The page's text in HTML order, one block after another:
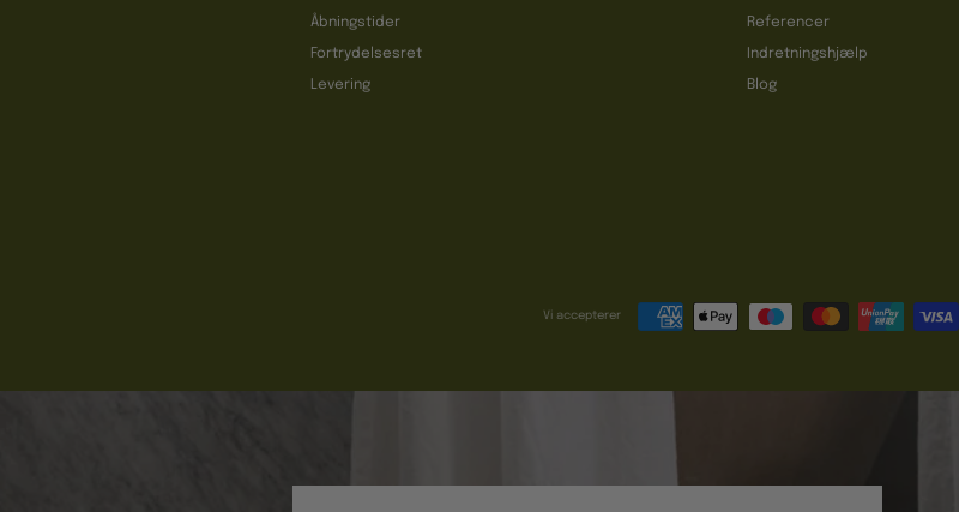
Åbningstider
Fortrydelsesret
Levering
Referencer
Indretningshjælp
Blog
Vi accepterer